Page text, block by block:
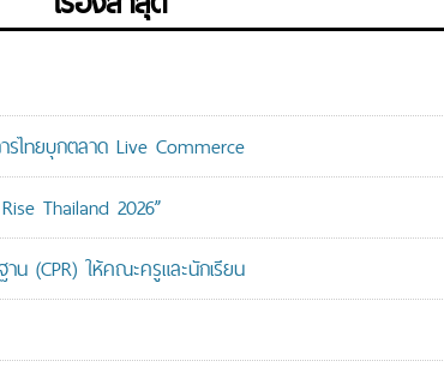
ไทยบุกตลาด Live Commerce
Thailand 2026”
(CPR) ให้คณะครูและนักเรียน